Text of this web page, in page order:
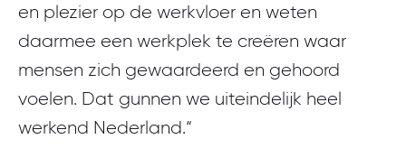
en plezier op de werkvloer en weten
daarmee een werkplek te creëren waar
mensen zich gewaardeerd en gehoord
voelen. Dat gunnen we uiteindelijk heel
werkend Nederland.“